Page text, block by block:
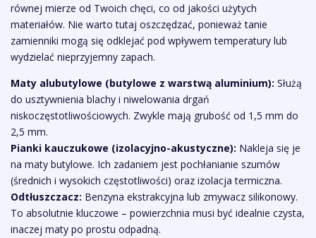
równej mierze od Twoich chęci, co od jakości użytych
materiałów. Nie warto tutaj oszczędzać, ponieważ tanie
zamienniki mogą się odklejać pod wpływem temperatury lub
wydzielać nieprzyjemny zapach.
Maty alubutylowe (butylowe z warstwą aluminium): Służą
do usztywnienia blachy i niwelowania drgań
niskoczęstotliwościowych. Zwykle mają grubość od 1,5 mm do
2,5 mm.
Pianki kauczukowe (izolacyjno-akustyczne): Nakleja się je
na maty butylowe. Ich zadaniem jest pochłanianie szumów
(średnich i wysokich częstotliwości) oraz izolacja termiczna.
Odtłuszczacz: Benzyna ekstrakcyjna lub zmywacz silikonowy.
To absolutnie kluczowe – powierzchnia musi być idealnie czysta,
inaczej maty po prostu odpadną.